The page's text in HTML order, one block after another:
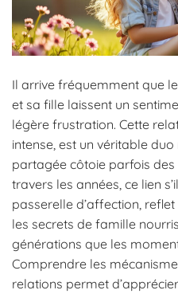
Il arrive fréquemment que
et sa fille laissent un
légère frustration. Cette
intense, est un véritable
partagée côtoie parfois des
travers les années, ce lien
passerelle d’affection,
les secrets de famille
générations que les
Comprendre les
relations permet